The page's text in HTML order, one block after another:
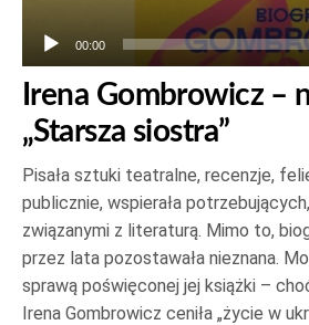
00:00
Irena Gombrowicz –
„Starsza siostra”
Pisała sztuki teatralne, recenzje,
publicznie, wspierała
związanymi z literaturą. Mimo to,
przez lata pozostawała nieznana.
sprawą poświęconej jej książki –
Irena Gombrowicz ceniła „życie w